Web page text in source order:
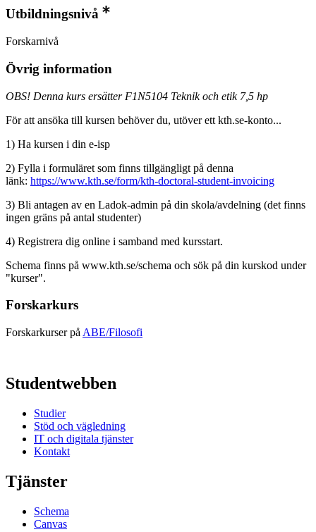
Utbildningsnivå
Forskarnivå
Övrig information
OBS! Denna kurs ersätter F1N5104 Teknik och etik 7,5 hp
För att ansöka till kursen behöver du, utöver ett kth.se-konto...
1) Ha kursen i din e-isp
2) Fylla i formuläret som finns tillgängligt på denna
länk: https://www.kth.se/form/kth-doctoral-student-invoicing
3) Bli antagen av en Ladok-admin på din skola/avdelning (det finns
ingen gräns på antal studenter)
4) Registrera dig online i samband med kursstart.
Schema finns på www.kth.se/schema och sök på din kurskod under
"kurser".
Forskarkurs
Forskarkurser på ABE/Filosofi
Studentwebben
Studier
Stöd och vägledning
IT och digitala tjänster
Kontakt
Tjänster
Schema
Canvas